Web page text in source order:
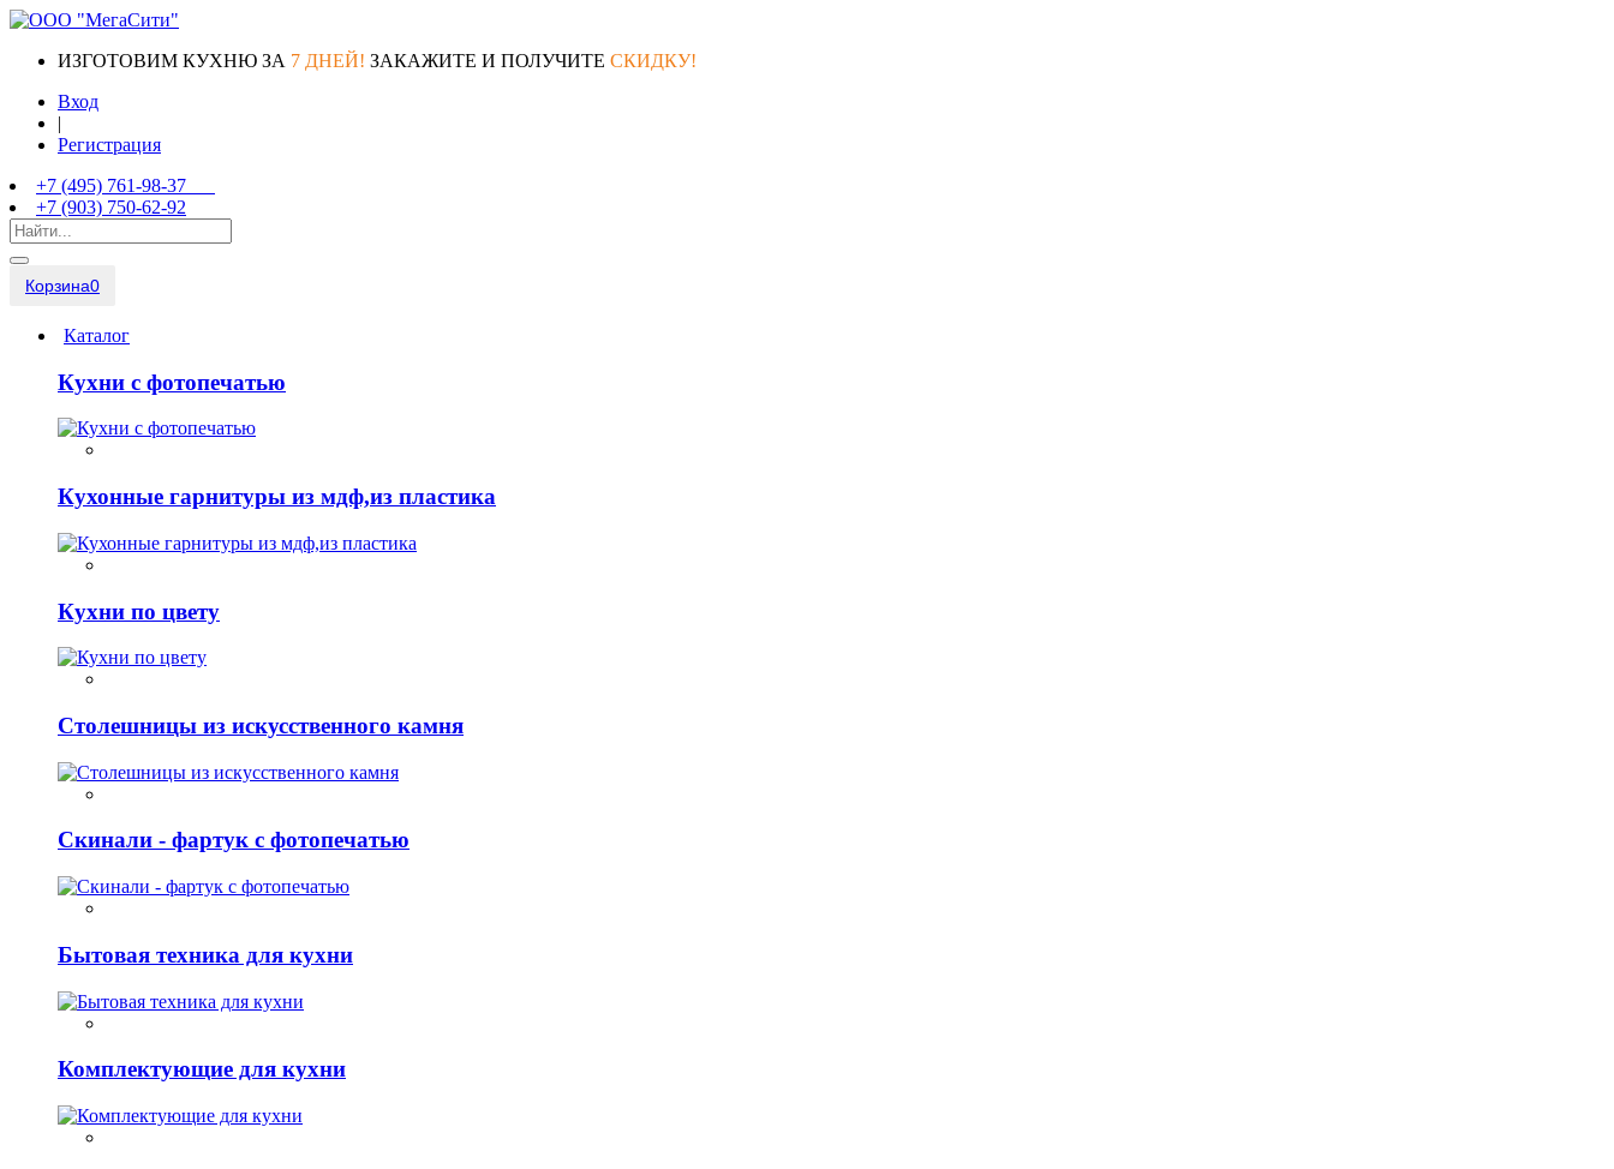
ИЗГОТОВИМ КУХНЮ ЗА 7 ДНЕЙ! ЗАКАЖИТЕ И ПОЛУЧИТЕ СКИДКУ!
Вход
|
Регистрация
+7 (495) 761-98-37
+7 (903) 750-62-92
Корзина0
Каталог
Кухни с фотопечатью
Кухонные гарнитуры из мдф,из пластика
Кухни по цвету
Столешницы из искусственного камня
Скинали - фартук с фотопечатью
Бытовая техника для кухни
Комплектующие для кухни